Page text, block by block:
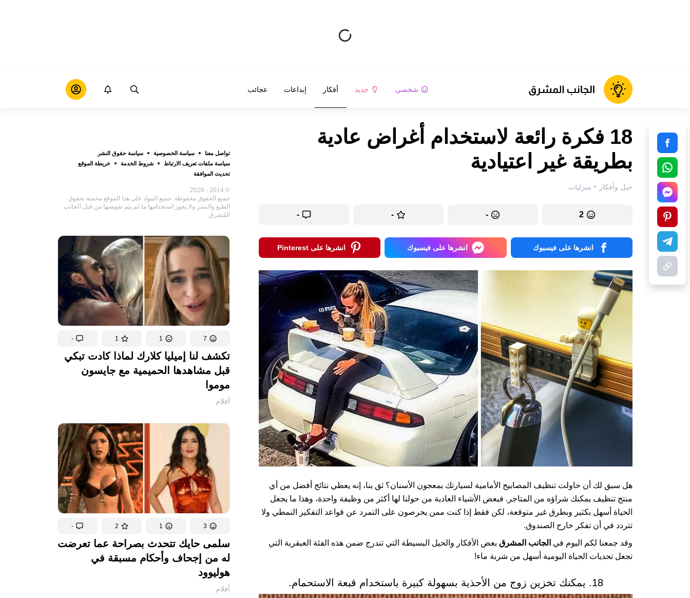
شخصي جديد أفكار إبداعات عجائب
تواصل معنا سياسة الخصوصية
سياسة حقوق النشر
سياسة ملفات تعريف الارتباط
شروط الخدمة
خريطة الموقع
تحديث الموافقة
© 2014 - 2026
جميع الحقوق محفوظة. جميع المواد على هذا الموقع محمية بحقوق
الطبع والنشر ولا يجوز استخدامها ما لم يتم تفويضها من قبل الجانب
المُشرق.
7
1
1
-
تكشف لنا إميليا كلارك لماذا كادت تبكي
قبل مشاهدها الحميمية مع جايسون
موموا
أفلام
3
1
2
-
سلمى حايك تتحدث بصراحة عما تعرضت
له من إجحاف وأحكام مسبقة في
هوليوود
أفلام
18 فكرة رائعة لاستخدام أغراض عادية
بطريقة غير اعتيادية
حيل وأفكار · منزليات
2
-
-
-
انشرها على فيسبوك انشرها على فيسبوك انشرها على Pinterest
هل سبق لك أن حاولت تنظيف المصابيح الأمامية لسيارتك بمعجون الأسنان؟ ثق بنا، إنه يعطي نتائج أفضل من أي
منتج تنظيف يمكنك شراؤه من المتاجر. فبعض الأشياء العادية من حولنا لها أكثر من وظيفة واحدة، وهذا ما يجعل
الحياة أسهل بكثير وبطرق غير متوقعة، لكن فقط إذا كنت ممن يحرصون على التمرد عن قواعد التفكير النمطي ولا
تتردد في أن تفكر خارج الصندوق.
وقد جمعنا لكم اليوم في الجانب المشرق بعض الأفكار والحيل البسيطة التي تندرج ضمن هذه الفئة العبقرية التي
تجعل تحديات الحياة اليومية أسهل من شربة ماء!
18. يمكنك تخزين زوج من الأحذية بسهولة كبيرة باستخدام قبعة الاستحمام.